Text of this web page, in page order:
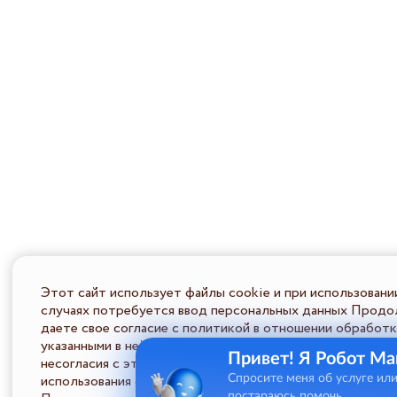
Этот сайт использует файлы cookie и при
случаях потребуется ввод персональных данных
даете свое согласие с политикой в отношении
указанными в ней условиями обработки персональной
несогласия с этими условиями Пользователь должен
использования сайта.
Привет! Я Робот
Спросите меня об услуге